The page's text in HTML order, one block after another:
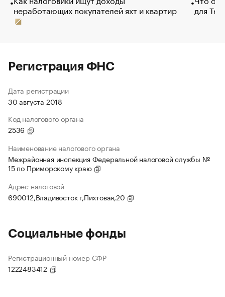
неработающих покупателей яхт и квартир
для
Регистрация ФНС
Дата регистрации
30 августа 2018
Код налогового органа
2536
Наименование налогового органа
Межрайонная инспекция Федеральной налоговой службы №
15 по Приморскому краю
Адрес налоговой
690012,Владивосток г,Пихтовая,20
Социальные фонды
Регистрационный номер СФР
1222483412